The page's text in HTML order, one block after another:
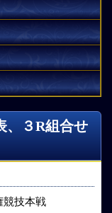
３R組合せ
競技本戦